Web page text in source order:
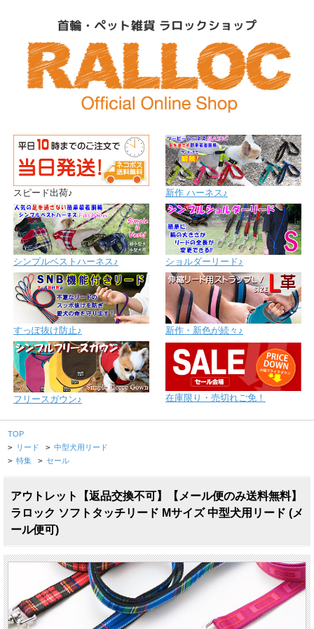
スピード出荷♪ 新作 ハーネス♪
シンプルベストハーネス♪ ショルダーリード♪
すっぽ抜け防止♪ 新作・新色が続々♪
フリースガウン♪ 在庫限り・売切れご免！
TOP
> リード > 中型犬用リード
> 特集 > セール
アウトレット【返品交換不可】【メール便のみ送料無料】
ラロック ソフトタッチリード Mサイズ 中型犬用リード (メ
ール便可)